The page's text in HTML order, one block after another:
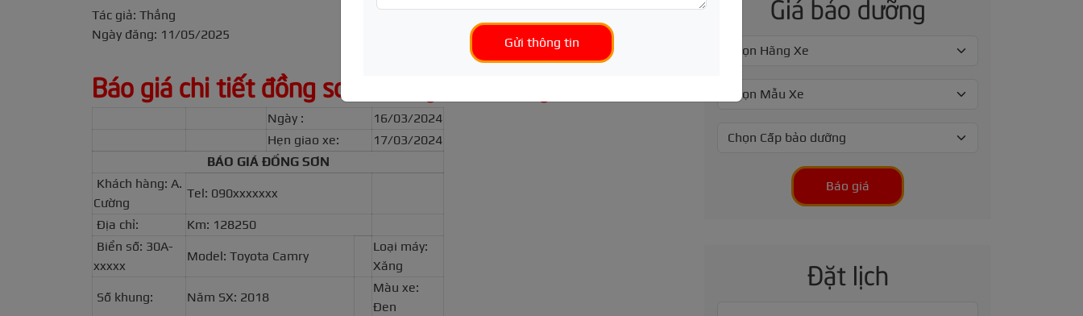
Gửi thông tin
Tác giả: Thắng
Ngày đăng: 11/05/2025
Báo giá chi tiết đồng sơn xe Toyota Camry
Ngày :
16/03/2024
Hẹn giao xe:
17/03/2024
BÁO GIÁ ĐỒNG SƠN
Khách hàng: A.
Cường
Tel: 090xxxxxxx
Địa chỉ:
Km: 128250
Biển số: 30A-
xxxxx
Model: Toyota Camry
Loại máy:
Xăng
Số khung: Năm SX: 2018
Màu xe:
Đen
Giá bảo dưỡng
Báo giá
Đặt lịch